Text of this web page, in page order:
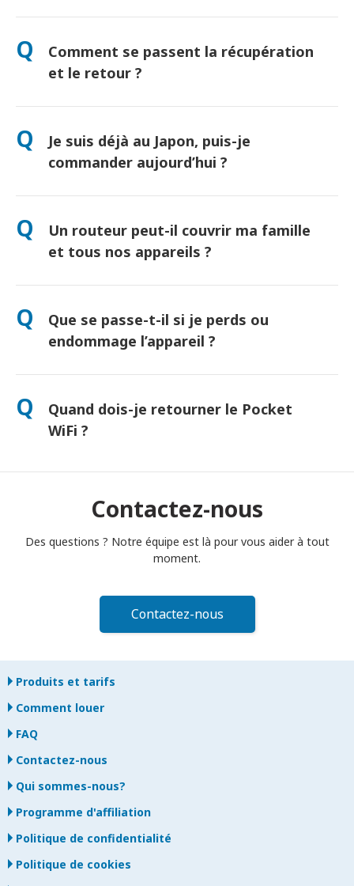
Oui, vraiment illimité ! Aucune politique de « Fair Use » ni
une congestion temporaire peut ralentir le débit. Si cela se
produit, nous créditerons votre location.)
Q
Comment se passent la récupération
et le retour ?
Récupération à l’aéroport ou livraison à l’hôtel/domicile avant
il suffit de déposer le colis dans une boîte postale au Japon.
Aucune file d’attente, aucun formulaire.
Q
Je suis déjà au Japon, puis-je
commander aujourd’hui ?
Oui ! Retrait le jour même à l’aéroport disponible. Livraison à
connaître l’option la plus rapide selon votre lieu de séjour.
Q
Un routeur peut-il couvrir ma famille
et tous nos appareils ?
"Oui, jusqu’à 10 appareils connectés simultanément
heures d’autonomie, et une batterie externe gratuite incluse."
Q
Que se passe-t-il si je perds ou
endommage l’appareil ?
Vous pouvez ajouter une assurance lors du paiement pour
de remplacement s'appliquent. En cas de problème,
contactez-nous immédiatement — nous vous aiderons à
rester connecté.
Q
Quand dois-je retourner le Pocket
WiFi ?
Contactez-nous
Des questions ? Notre équipe est là pour vous aider à tout
moment.
Contactez-nous
Produits et tarifs
Comment louer
FAQ
Contactez-nous
Qui sommes-nous?
Programme d'affiliation
Politique de confidentialité
Politique de cookies